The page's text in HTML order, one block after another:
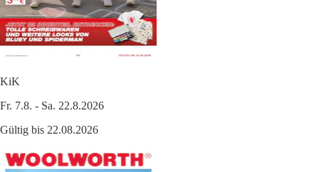
KiK
Fr. 7.8. - Sa. 22.8.2026
Gültig bis 22.08.2026